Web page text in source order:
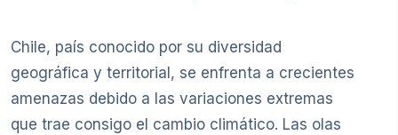
Chile, país conocido por su diversidad
geográfica y territorial, se enfrenta a crecientes
amenazas debido a las variaciones extremas
que trae consigo el cambio climático. Las olas